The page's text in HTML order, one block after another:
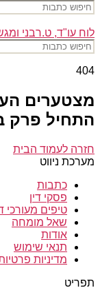
לוח עו"ד, ט.רבני
404
מצטערים
התחיל פרק
חזרה לעמוד הבית
מערכת ניווט
כתבות
פסקי דין
טיפים מעורכי
שאל מומחה
אודות
תנאי שימוש
מדיניות
תפריט